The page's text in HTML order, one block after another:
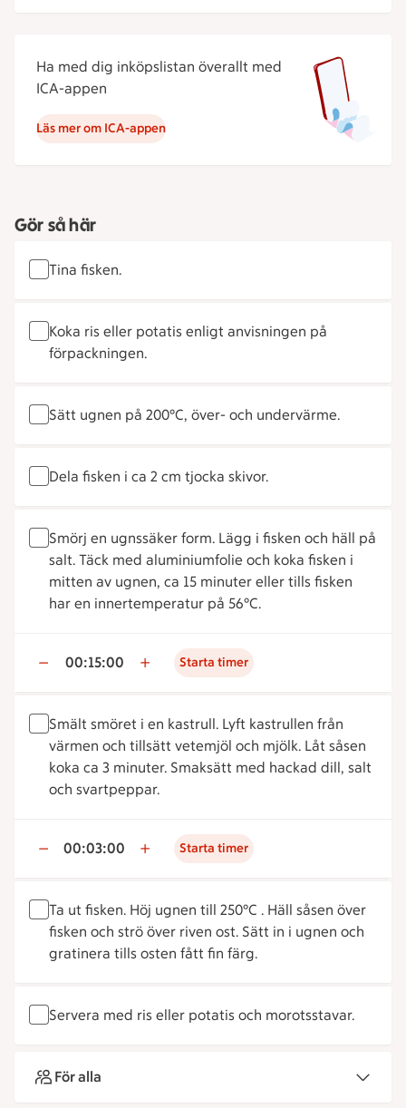
Ha med dig inköpslistan överallt med
ICA-appen
Läs mer om ICA-appen
Gör så här
Tina fisken.
Koka ris eller potatis enligt anvisningen på
förpackningen.
Sätt ugnen på 200°C, över- och undervärme.
Dela fisken i ca 2 cm tjocka skivor.
Smörj en ugnssäker form. Lägg i fisken och häll på
salt. Täck med aluminiumfolie och koka fisken i
mitten av ugnen, ca 15 minuter eller tills fisken
har en innertemperatur på 56°C.
00:15:00 Starta timer
Smält smöret i en kastrull. Lyft kastrullen från
värmen och tillsätt vetemjöl och mjölk. Låt såsen
koka ca 3 minuter. Smaksätt med hackad dill, salt
och svartpeppar.
00:03:00 Starta timer
Ta ut fisken. Höj ugnen till 250°C . Häll såsen över
fisken och strö över riven ost. Sätt in i ugnen och
gratinera tills osten fått fin färg.
Servera med ris eller potatis och morotsstavar.
För alla